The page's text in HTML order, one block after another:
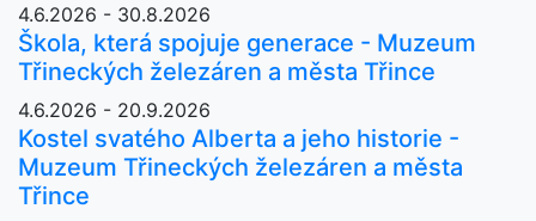
4.6.2026 - 30.8.2026
Škola, která spojuje generace - Muzeum
Třineckých železáren a města Třince
4.6.2026 - 20.9.2026
Kostel svatého Alberta a jeho historie -
Muzeum Třineckých železáren a města
Třince